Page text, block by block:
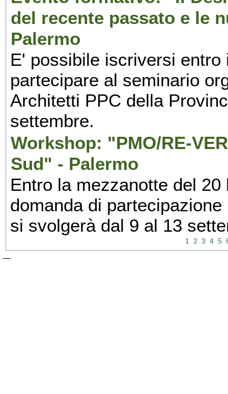
del recente passato e le
Palermo
E' possibile iscriversi
partecipare al seminario
Architetti PPC della
settembre.
Workshop: "PMO/RE-
Sud" - Palermo
Entro la mezzanotte del
domanda di
si svolgerà dal 9 al 13
1 2 3 4 5